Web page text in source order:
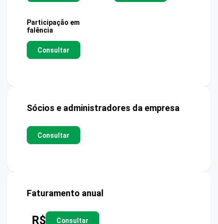
Participação em
falência
Consultar
Sócios e administradores da empresa
Consultar
Faturamento anual
R$ Consultar